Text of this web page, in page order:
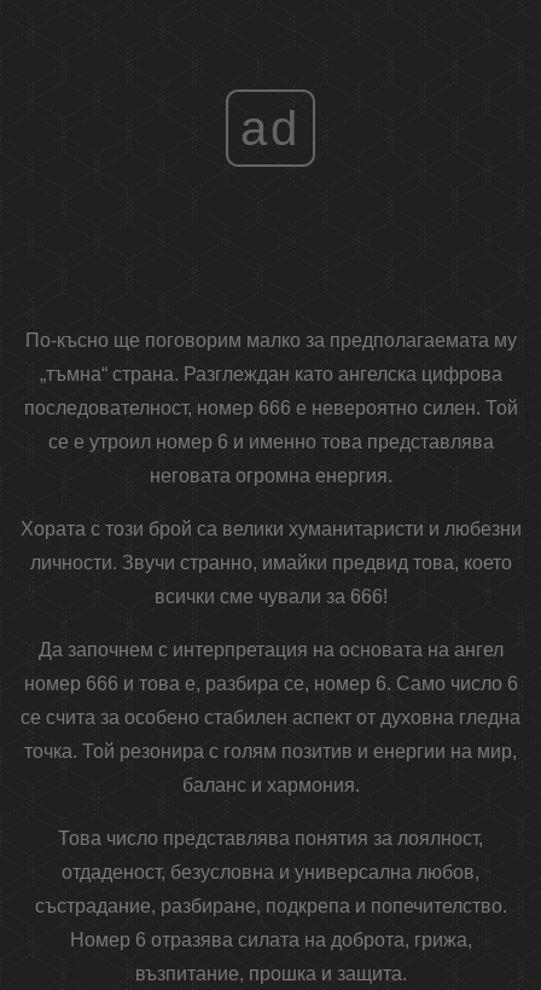
ad
По-късно ще поговорим малко за предполагаемата му
„тъмна“ страна. Разглеждан като ангелска цифрова
последователност, номер 666 е невероятно силен. Той
се е утроил номер 6 и именно това представлява
неговата огромна енергия.
Хората с този брой са велики хуманитаристи и любезни
личности. Звучи странно, имайки предвид това, което
всички сме чували за 666!
Да започнем с интерпретация на основата на ангел
номер 666 и това е, разбира се, номер 6. Само число 6
се счита за особено стабилен аспект от духовна гледна
точка. Той резонира с голям позитив и енергии на мир,
баланс и хармония.
Това число представлява понятия за лоялност,
отдаденост, безусловна и универсална любов,
състрадание, разбиране, подкрепа и попечителство.
Номер 6 отразява силата на доброта, грижа,
възпитание, прошка и защита.